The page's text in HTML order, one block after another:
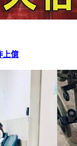
上億